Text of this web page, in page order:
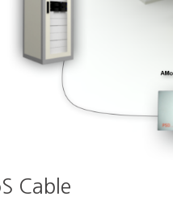
Cable